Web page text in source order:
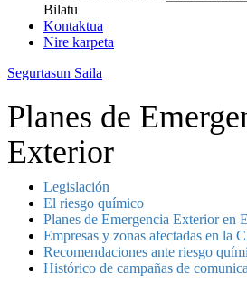
Bilatu
Kontaktua
Nire karpeta
Segurtasun Saila
Planes de
Exterior
Legislación
El riesgo químico
Planes de Emergencia Exterior en
Empresas y zonas afectadas en la
Recomendaciones ante riesgo
Histórico de campañas de